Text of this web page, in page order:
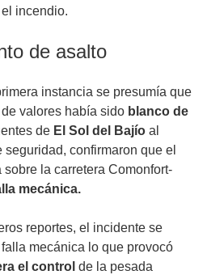
incendio.
de asalto
instancia se presumía que
valores había sido blanco de
de El Sol del Bajío al
confirmaron que el
la carretera Comonfort-
mecánica.
reportes, el incidente se
mecánica lo que provocó
el control de la pesada